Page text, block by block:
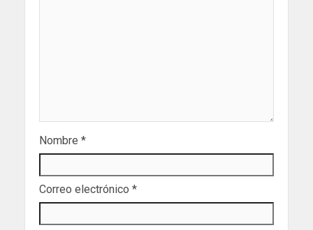
Nombre *
Correo electrónico *